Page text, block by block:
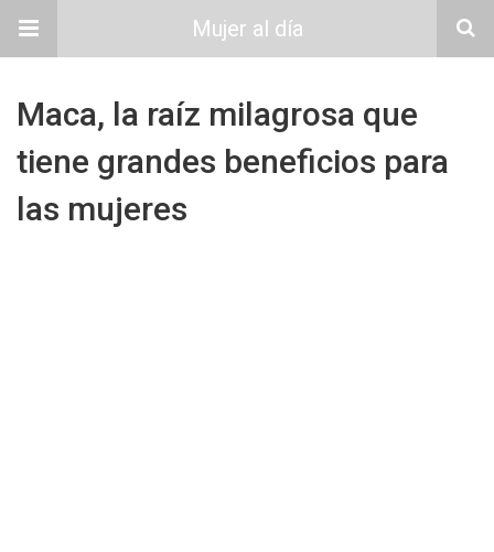
Mujer al día
Maca, la raíz milagrosa que
tiene grandes beneficios para
las mujeres